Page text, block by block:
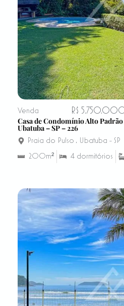
Venda
R$
Casa de Condomínio Alto
Ubatuba – SP – 226
Praia do Pulso , Ubatuba - SP
200m²
4 dormitórios